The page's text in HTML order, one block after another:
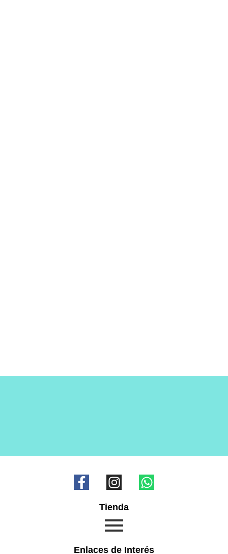
Tienda
Enlaces de Interés